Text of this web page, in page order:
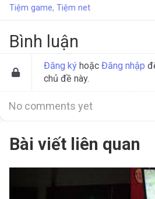
Tiệm game, Tiệm net
Bình luận
Đăng ký hoặc Đăng nhập
chủ đề này.
No comments yet
Bài viết liên quan